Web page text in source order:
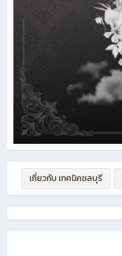
เกี่ยวกับ เทคนิคชลบุรี